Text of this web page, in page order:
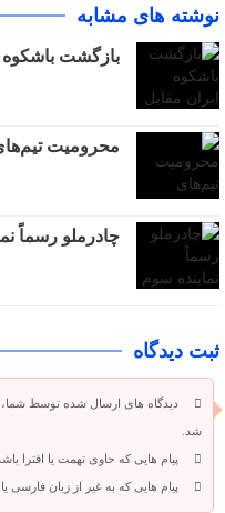
نوشته های مشابه
بازگشت باشکوه
محرومیت تیم‌های
چادرملو رسماً
ثبت دیدگاه
دیدگاه های ارسال شده توسط
شد.
پیام هایی که حاوی تهمت یا افترا
پیام هایی که به غیر از زبان فارسی